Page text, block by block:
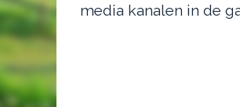
media kanalen in de